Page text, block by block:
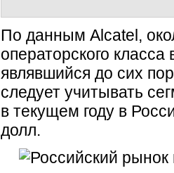
По данным Alcatel,
операторского
являвшийся до сих
следует учитывать
в текущем году в
долл.